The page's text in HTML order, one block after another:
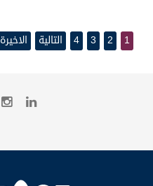
1
2
3
4 التالية الاخيرة